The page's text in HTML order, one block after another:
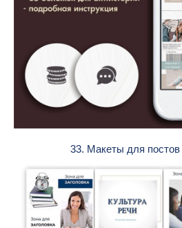
33. Макеты для постов